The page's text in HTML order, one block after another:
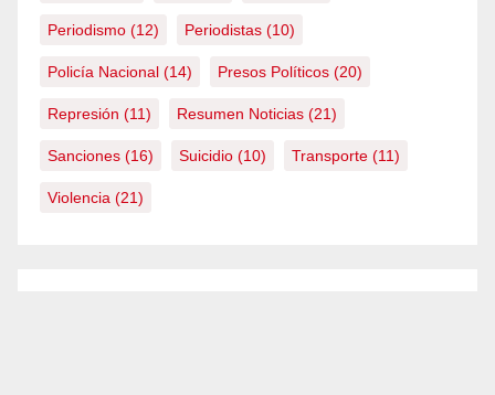
Periodismo (12) Periodistas (10)
Policía Nacional (14) Presos Políticos (20)
Represión (11) Resumen Noticias (21)
Sanciones (16) Suicidio (10) Transporte (11)
Violencia (21)